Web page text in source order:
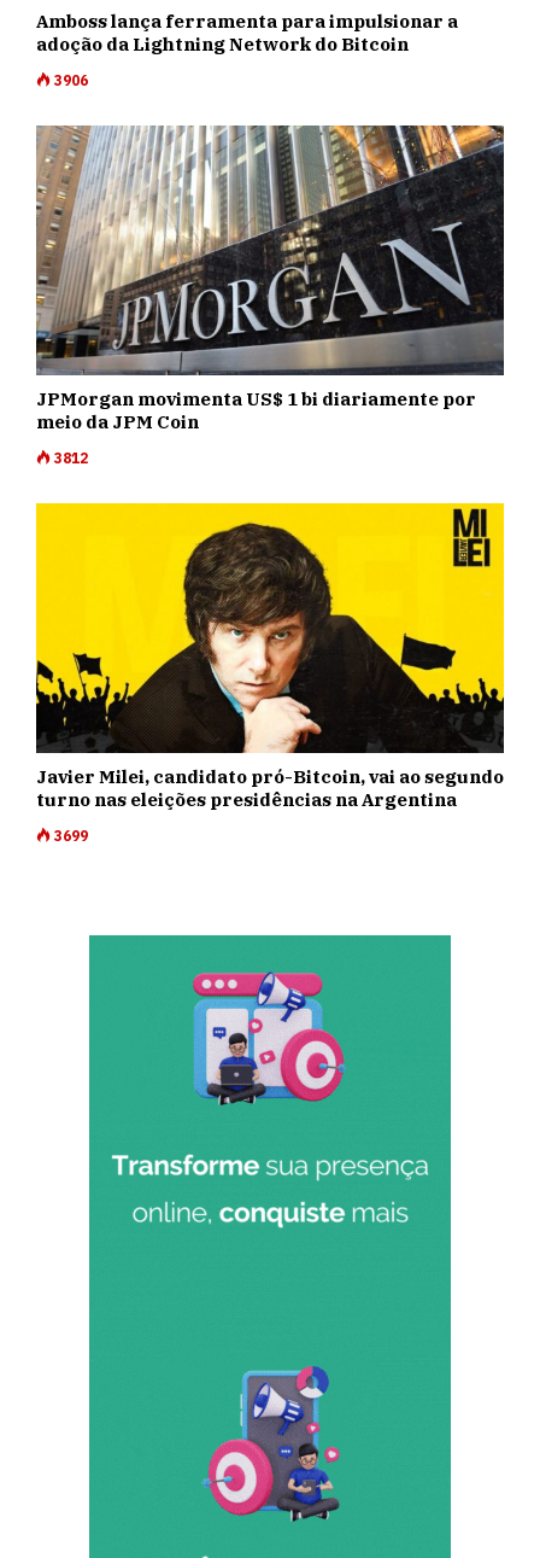
Amboss lança ferramenta para impulsionar a
adoção da Lightning Network do Bitcoin
3906
JPMorgan movimenta US$ 1 bi diariamente por
meio da JPM Coin
3812
Javier Milei, candidato pró-Bitcoin, vai ao segundo
turno nas eleições presidências na Argentina
3699